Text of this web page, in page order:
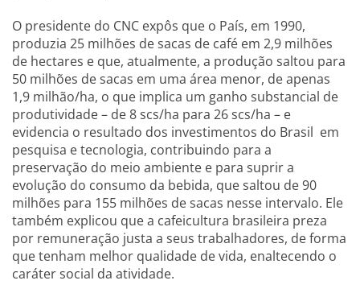
O presidente do CNC expôs que o País, em 1990,
produzia 25 milhões de sacas de café em 2,9 milhões
de hectares e que, atualmente, a produção saltou para
50 milhões de sacas em uma área menor, de apenas
1,9 milhão/ha, o que implica um ganho substancial de
produtividade – de 8 scs/ha para 26 scs/ha – e
evidencia o resultado dos investimentos do Brasil em
pesquisa e tecnologia, contribuindo para a
preservação do meio ambiente e para suprir a
evolução do consumo da bebida, que saltou de 90
milhões para 155 milhões de sacas nesse intervalo. Ele
também explicou que a cafeicultura brasileira preza
por remuneração justa a seus trabalhadores, de forma
que tenham melhor qualidade de vida, enaltecendo o
caráter social da atividade.